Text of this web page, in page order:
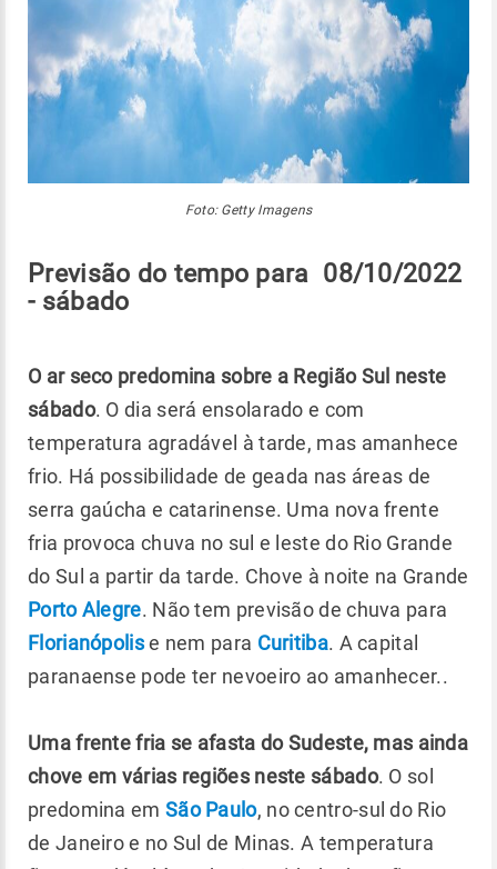
Foto: Getty Imagens
Previsão do tempo para 08/10/2022
- sábado
O ar seco predomina sobre a Região Sul neste
sábado. O dia será ensolarado e com
temperatura agradável à tarde, mas amanhece
frio. Há possibilidade de geada nas áreas de
serra gaúcha e catarinense. Uma nova frente
fria provoca chuva no sul e leste do Rio Grande
do Sul a partir da tarde. Chove à noite na Grande
Porto Alegre. Não tem previsão de chuva para
Florianópolise nem para Curitiba. A capital
paranaense pode ter nevoeiro ao amanhecer..
Uma frente fria se afasta do Sudeste, mas ainda
chove em várias regiões neste sábado. O sol
predomina em São Paulo, no centro-sul do Rio
de Janeiro e no Sul de Minas. A temperatura